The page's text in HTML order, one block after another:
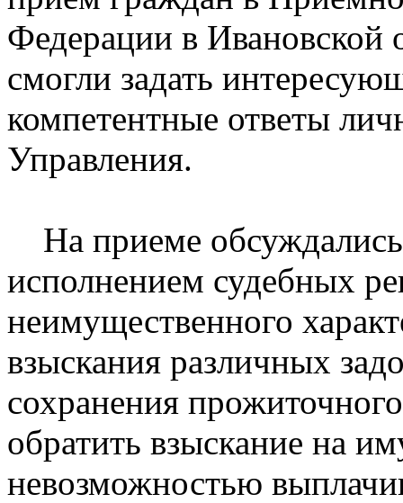
Федерации в Ивановской
смогли задать
компетентные ответы
Управления.
На приеме
исполнением судебных
неимущественного
взыскания различных
сохранения
обратить взыскание на
невозможностью